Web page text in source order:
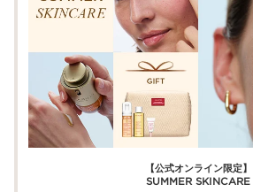
【公式オンライン限定】​​
SUMMER SKINCARE